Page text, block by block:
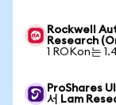
Rockwell
Research
1 ROKon는
ProShares
서 Lam